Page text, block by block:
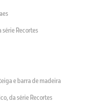
Recortes
e barra de madeira
da série Recortes